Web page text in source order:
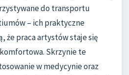
do transportu
– ich praktyczne
że praca artystów staje się
Skrzynie te
w medycynie oraz